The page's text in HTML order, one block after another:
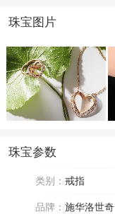
珠宝图片
珠宝参数
类别： 戒指
品牌： 施华洛世奇